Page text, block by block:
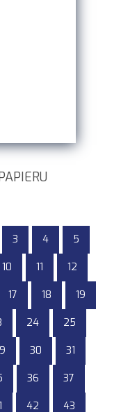
3 4 5
10 11 12
17 18 19
24 25
30 31
36 37
42 43